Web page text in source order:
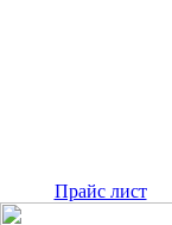
Прайс лист